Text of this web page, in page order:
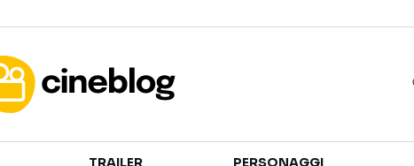
TRAILER PERSONAGGI